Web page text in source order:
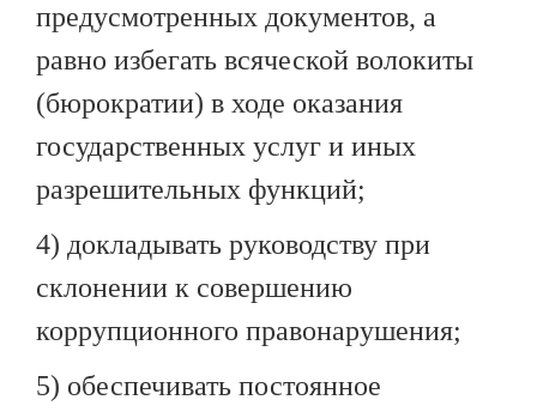
предусмотренных документов, а
равно избегать всяческой волокиты
(бюрократии) в ходе оказания
государственных услуг и иных
разрешительных функций;
4) докладывать руководству при
склонении к совершению
коррупционного правонарушения;
5) обеспечивать постоянное